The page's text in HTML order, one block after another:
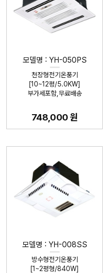
모델명 : YH-050PS
천장형전기온풍기
[10~12평/5.0KW]
부가세포함,무료배송
748,000 원
모델명 : YH-008SS
방수형전기온풍기
[1~2평형/840W]